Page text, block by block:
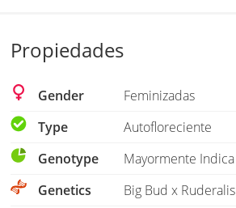
Propiedades
Gender
Feminizadas
Type
Autofloreciente
Genotype
Mayormente Indica
Genetics
Big Bud x Ruderalis